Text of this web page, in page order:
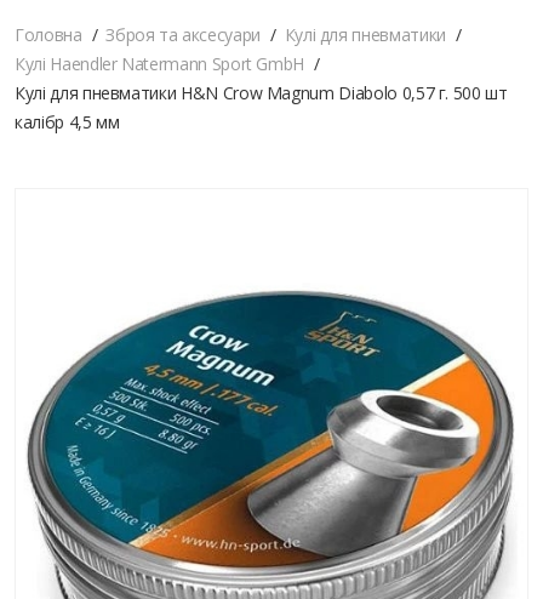
Головна Зброя та аксесуари
Кулі для пневматики
Кулі Haendler Natermann Sport GmbH
Кулі для пневматики H&N Crow Magnum Diabolo 0,57 г. 500 шт
калібр 4,5 мм